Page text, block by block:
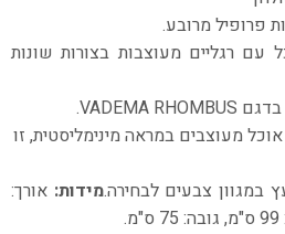
פרופיל מרובע.
עם רגליים מעוצבות בצורות שונות
מעוצבים במראה מינימליסטית, זו
צבעים לבחירה.מידות: אורך: